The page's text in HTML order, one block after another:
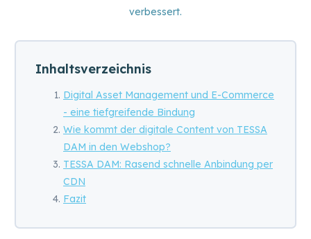
verbessert.
Inhaltsverzeichnis
Digital Asset Management und E-Commerce
- eine tiefgreifende Bindung
Wie kommt der digitale Content von TESSA
DAM in den Webshop?
TESSA DAM: Rasend schnelle Anbindung per
CDN
Fazit